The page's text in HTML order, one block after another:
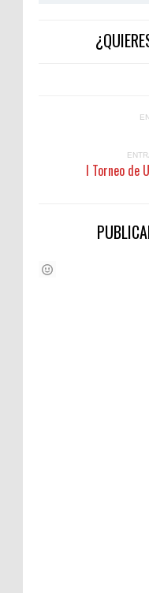
I Torneo de